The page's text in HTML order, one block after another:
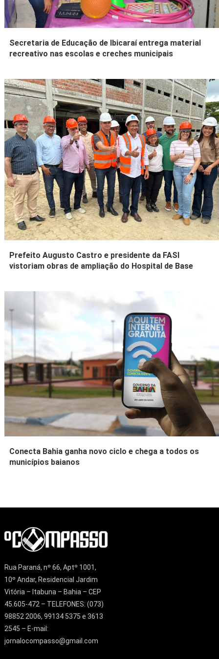
Secretaria de Educação de Ibicaraí entrega material
recreativo nas escolas e creches municipais
Prefeito Augusto Castro e presidente da FASI
vistoriam obras de ampliação do Hospital de Base
Conecta Bahia ganha novo ciclo e chega a todos os
municípios baianos
Rua Paraná, nº 66, Aptº 1001,
10º Andar, Residencial Jardim
Vitória – Itabuna – Bahia – CEP
45.605-472 – TELEFONES: (073)
98852 2006, 99134 5375 e 3613
2545 – E-mail:
jornalocompasso@gmail.com